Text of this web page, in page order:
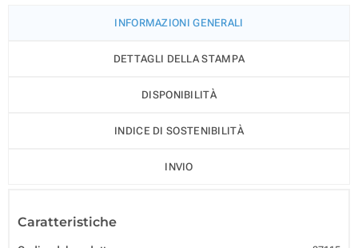
INFORMAZIONI GENERALI
DETTAGLI DELLA STAMPA
DISPONIBILITÀ
INDICE DI SOSTENIBILITÀ
INVIO
Caratteristiche